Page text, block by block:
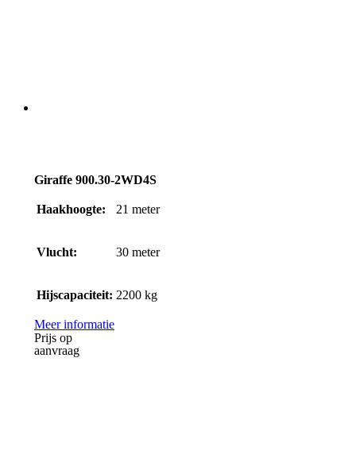
Giraffe 900.30-2WD4S
Haakhoogte: 21 meter
Vlucht: 30 meter
Hijscapaciteit: 2200 kg
Meer informatie
Prijs op
aanvraag